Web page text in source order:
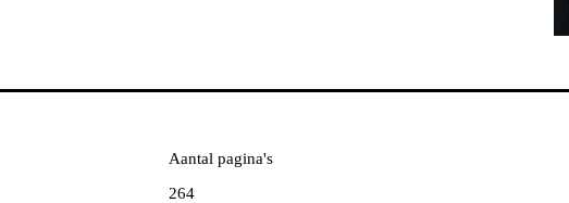
Aantal pagina's
264